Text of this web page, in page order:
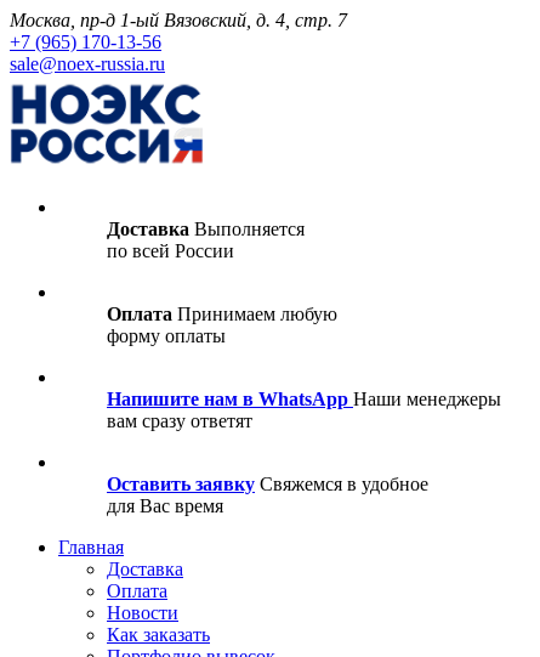
Москва, пр-д 1-ый Вязовский, д. 4, стр. 7
+7 (965) 170-13-56
sale@noex-russia.ru
Доставка Выполняется
по всей России
Оплата Принимаем любую
форму оплаты
Напишите нам в WhatsApp Наши менеджеры
вам сразу ответят
Оставить заявку Свяжемся в удобное
для Вас время
Главная
Доставка
Оплата
Новости
Как заказать